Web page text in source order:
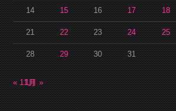
14 15 16 17 18
21 22 23 24 25
28 29 30 31
« 11月1月 »